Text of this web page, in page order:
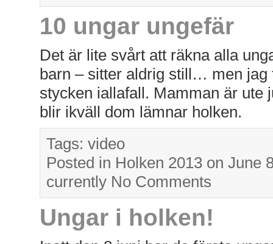
10 ungar ungefär
Det är lite svårt att räkna alla
barn – sitter aldrig still… men jag
stycken iallafall. Mamman är ute
blir ikväll dom lämnar holken.
Tags: video
Posted in Holken 2013 on June
currently No Comments
Ungar i holken!